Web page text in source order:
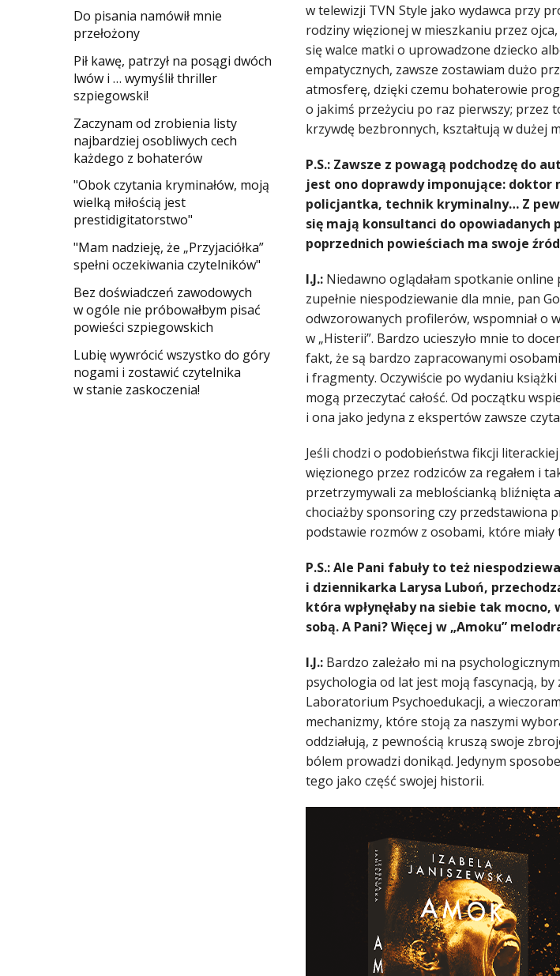
Do pisania namówił mnie
przełożony
​Pił kawę, patrzył na posągi dwóch
lwów i … wymyślił thriller
szpiegowski!
Zaczynam od zrobienia listy
najbardziej osobliwych cech
każdego z bohaterów
"Obok czytania kryminałów, moją
wielką miłością jest
prestidigitatorstwo"
"Mam nadzieję, że „Przyjaciółka”
spełni oczekiwania czytelników"
Bez doświadczeń zawodowych
w ogóle nie próbowałbym pisać
powieści szpiegowskich
​Lubię wywrócić wszystko do góry
nogami i zostawić czytelnika
w stanie zaskoczenia!
w telewizji TVN Style jako wydawca przy
rodziny więzionej w mieszkaniu przez
się walce matki o uprowadzone dziecko
empatycznych, zawsze zostawiam dużo
atmosferę, dzięki czemu bohaterowie
o jakimś przeżyciu po raz pierwszy; przez
krzywdę bezbronnych, kształtują w dużej
P.S.: Zawsze z powagą podchodzę do
jest ono doprawdy imponujące:
policjantka, technik kryminalny… Z
się mają konsultanci do opowiadanych
poprzednich powieściach ma swoje
I.J.: Niedawno oglądałam spotkanie online
zupełnie niespodziewanie dla mnie, pan
odwzorowanych profilerów, wspomniał o
w „Histerii”. Bardzo ucieszyło mnie to
fakt, że są bardzo zapracowanymi
i fragmenty. Oczywiście po wydaniu
mogą przeczytać całość. Od początku
i ona jako jedyna z ekspertów zawsze
Jeśli chodzi o podobieństwa fikcji
więzionego przez rodziców za regałem i
przetrzymywali za meblościanką bliźnięta
chociażby sponsoring czy przedstawiona
podstawie rozmów z osobami, które miały
P.S.: Ale Pani fabuły to też
i dziennikarka Larysa Luboń,
która wpłynęłaby na siebie tak
sobą. A Pani? Więcej w „Amoku”
I.J.: Bardzo zależało mi na
psychologia od lat jest moją fascynacją,
Laboratorium Psychoedukacji, a
mechanizmy, które stoją za naszymi
oddziałują, z pewnością kruszą swoje
bólem prowadzi donikąd. Jedynym
tego jako część swojej historii.